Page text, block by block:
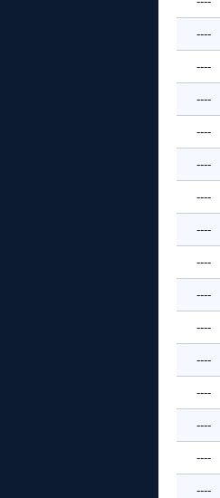
----
----
----
----
----
----
----
----
----
----
----
----
----
----
----